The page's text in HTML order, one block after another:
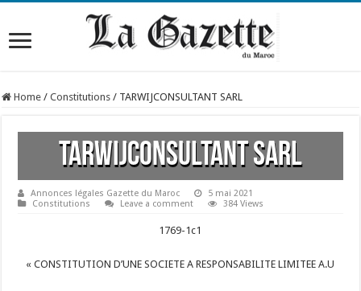
Home / Constitutions / TARWIJCONSULTANT SARL
TARWIJCONSULTANT SARL
Annonces légales Gazette du Maroc
5 mai 2021
Constitutions
Leave a comment 384 Views
1769-1c1
« CONSTITUTION D’UNE SOCIETE A RESPONSABILITE LIMITEE A.U